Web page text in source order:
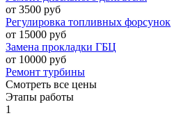
от 3500 руб
Регулировка топливных форсунок
от 15000 руб
Замена прокладки ГБЦ
от 10000 руб
Ремонт турбины
Смотреть все цены
Этапы работы
1